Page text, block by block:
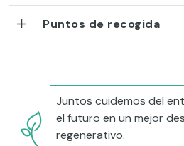
Puntos de recogida
Juntos cuidemos del
el futuro en un mejor
regenerativo.